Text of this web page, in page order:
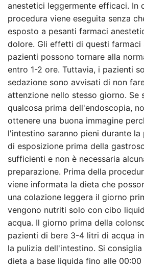
anestetici leggermente efficaci. In
procedura viene eseguita senza
esposto a pesanti farmaci
dolore. Gli effetti di questi
pazienti possono tornare alla
entro 1-2 ore. Tuttavia, i pazienti
sedazione sono avvisati di non
attenzione nello stesso giorno. Se
qualcosa prima dell'endoscopia,
ottenere una buona immagine
l'intestino saranno pieni durante
di esposizione prima della
sufficienti e non è necessaria
preparazione. Prima della
viene informata la dieta che
una colazione leggera il giorno
vengono nutriti solo con cibo
acqua. Il giorno prima della
pazienti di bere 3-4 litri di acqua
la pulizia dell'intestino. Si
dieta a base liquida fino alle